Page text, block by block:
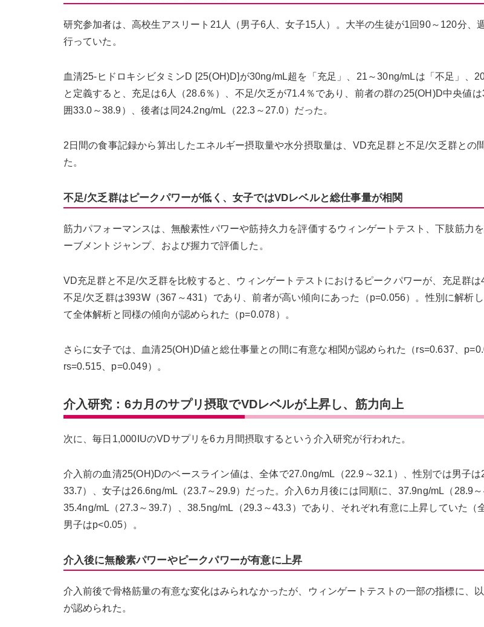
研究参加者は、高校生アスリート21人（男子6人、女子15人）。大半の生徒が1回90～120分、
行っていた。
血清25-ヒドロキシビタミンD [25(OH)D]が30ng/mL超を「充足」、21～30ng/mLは「不足」、
と定義すると、充足は6人（28.6％）、不足/欠乏が71.4％であり、前者の群の25(OH)D中央値
囲33.0～38.9）、後者は同24.2ng/mL（22.3～27.0）だった。
2日間の食事記録から算出したエネルギー摂取量や水分摂取量は、VD充足群と不足/欠乏群との
た。
不足/欠乏群はピークパワーが低く、女子ではVDレベルと総仕事量が相関
筋力パフォーマンスは、無酸素性パワーや筋持久力を評価するウィンゲートテスト、下肢筋力
ーブメントジャンプ、および握力で評価した。
VD充足群と不足/欠乏群を比較すると、ウィンゲートテストにおけるピークパワーが、充足群は
不足/欠乏群は393W（367～431）であり、前者が高い傾向にあった（p=0.056）。性別に解析
て全体解析と同様の傾向が認められた（p=0.078）。
さらに女子では、血清25(OH)D値と総仕事量との間に有意な相関が認められた（rs=0.637、
rs=0.515、p=0.049）。
介入研究：6カ月のサプリ摂取でVDレベルが上昇し、筋力向上
次に、毎日1,000IUのVDサプリを6カ月間摂取するという介入研究が行われた。
介入前の血清25(OH)Dのベースライン値は、全体で27.0ng/mL（22.9～32.1）、性別では男子は
33.7）、女子は26.6ng/mL（23.7～29.9）だった。介入6カ月後には同順に、37.9ng/mL（28.9～
35.4ng/mL（27.3～39.7）、38.5ng/mL（29.3～43.3）であり、それぞれ有意に上昇していた（
男子はp<0.05）。
介入後に無酸素パワーやピークパワーが有意に上昇
介入前後で骨格筋量の有意な変化はみられなかったが、ウィンゲートテストの一部の指標に、
が認められた。